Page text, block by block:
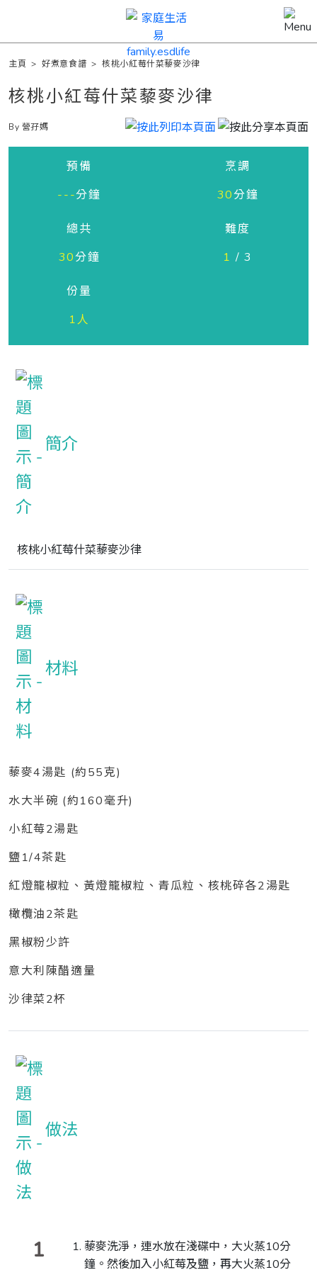
主頁 >好煮意食譜 >核桃小紅莓什菜藜麥沙律
核桃小紅莓什菜藜麥沙律
By 營孖媽
預備
---分鐘
烹調
30分鐘
總共
30分鐘
難度
1 / 3
份量
1人
簡介
核桃小紅莓什菜藜麥沙律
材料
藜麥4湯匙 (約55克)
水大半碗 (約160毫升)
小紅莓2湯匙
鹽1/4茶匙
紅燈籠椒粒、黃燈籠椒粒、青瓜粒、核桃碎各2湯匙
橄欖油2茶匙
黑椒粉少許
意大利陳醋適量
沙律菜2杯
做法
1
藜麥洗淨，連水放在淺碟中，大火蒸10分
鐘。然後加入小紅莓及鹽，再大火蒸10分